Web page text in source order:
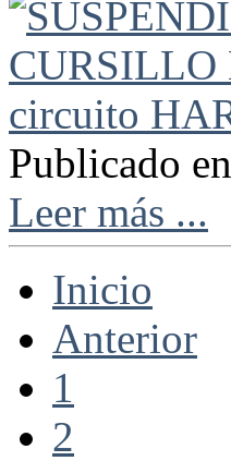
Publicado en
Leer más ...
Inicio
Anterior
1
2